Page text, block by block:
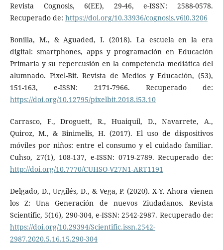
Revista Cognosis, 6(EE), 29-46, e-ISSN: 2588-0578.
Recuperado de: https://doi.org/10.33936/cognosis.v6i0.3206
Bonilla, M., & Aguaded, I. (2018). La escuela en la era
digital: smartphones, apps y programación en Educación
Primaria y su repercusión en la competencia mediática del
alumnado. Pixel-Bit. Revista de Medios y Educación, (53),
151-163, e-ISSN: 2171-7966. Recuperado de:
https://doi.org/10.12795/pixelbit.2018.i53.10
Carrasco, F., Droguett, R., Huaiquil, D., Navarrete, A.,
Quiroz, M., & Binimelis, H. (2017). El uso de dispositivos
móviles por niños: entre el consumo y el cuidado familiar.
Cuhso, 27(1), 108-137, e-ISSN: 0719-2789. Recuperado de:
http://doi.org/10.7770/CUHSO-V27N1-ART1191
Delgado, D., Urgilés, D., & Vega, P. (2020). X-Y. Ahora vienen
los Z: Una Generación de nuevos Ziudadanos. Revista
Scientific, 5(16), 290-304, e-ISSN: 2542-2987. Recuperado de:
https://doi.org/10.29394/Scientific.issn.2542-
2987.2020.5.16.15.290-304